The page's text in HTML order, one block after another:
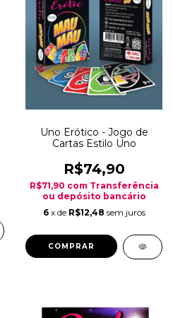
Uno Erótico - Jogo de
Cartas Estilo Uno
R$74,90
R$71,90 com Transferência
ou depósito bancário
6 x de R$12,48 sem juros